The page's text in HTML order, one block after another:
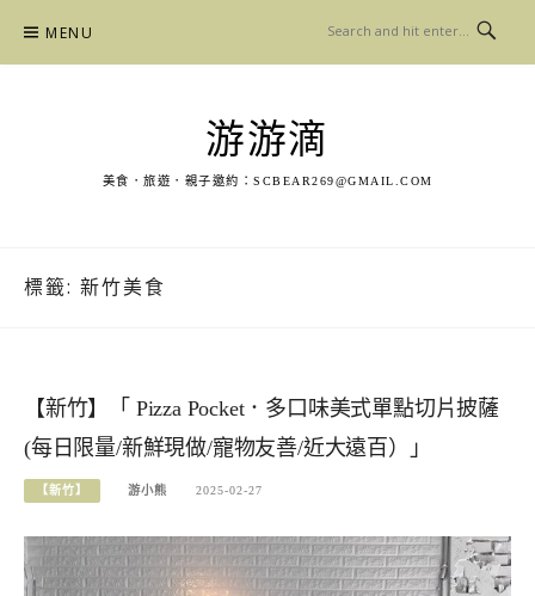
content
MENU
游游滴
美食．旅遊．親子邀約： SCBEAR269@GMAIL.COM
標籤: 新竹美食
【新竹】「 Pizza Pocket．多口味美式單點切片披薩
(每日限量/新鮮現做/寵物友善/近大遠百）」
【新竹】 游小熊 2025-02-27